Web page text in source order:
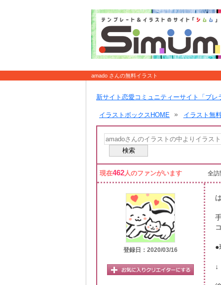
amado さんの無料イラスト
新サイト恋愛コミュニティーサイト「ブレ
イラストボックスHOME イラスト無
現在462人のファンがいます 全訪
登録日：2020/03/16 ●